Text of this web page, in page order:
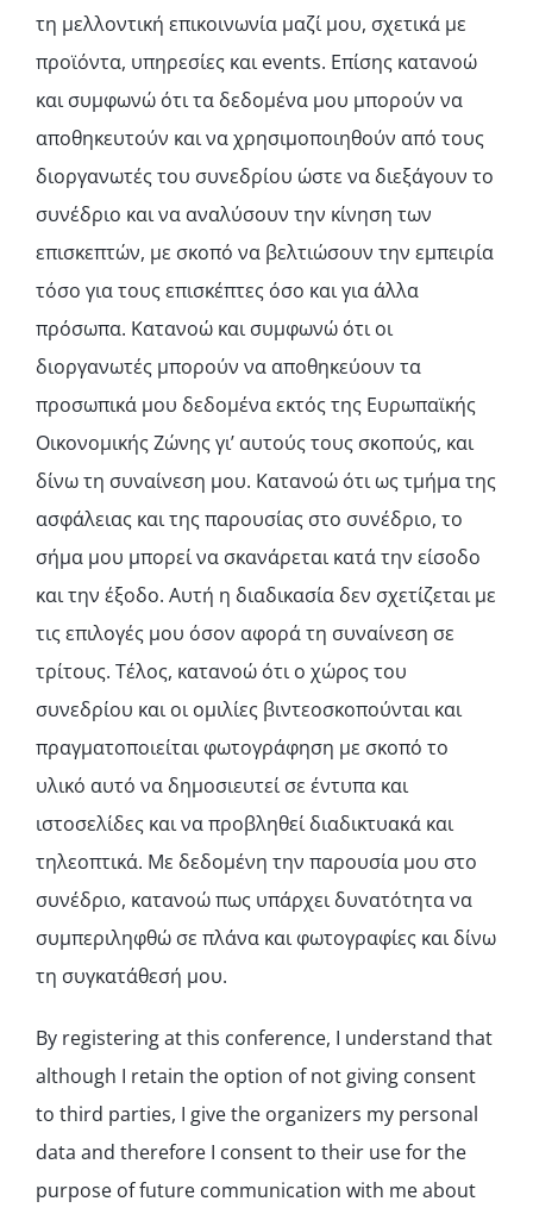
τη μελλοντική επικοινωνία μαζί μου, σχετικά με
προϊόντα, υπηρεσίες και events. Επίσης κατανοώ
και συμφωνώ ότι τα δεδομένα μου μπορούν να
αποθηκευτούν και να χρησιμοποιηθούν από τους
διοργανωτές του συνεδρίου ώστε να διεξάγουν το
συνέδριο και να αναλύσουν την κίνηση των
επισκεπτών, με σκοπό να βελτιώσουν την εμπειρία
τόσο για τους επισκέπτες όσο και για άλλα
πρόσωπα. Κατανοώ και συμφωνώ ότι οι
διοργανωτές μπορούν να αποθηκεύουν τα
προσωπικά μου δεδομένα εκτός της Ευρωπαϊκής
Οικονομικής Ζώνης γι’ αυτούς τους σκοπούς, και
δίνω τη συναίνεση μου. Κατανοώ ότι ως τμήμα της
ασφάλειας και της παρουσίας στο συνέδριο, το
σήμα μου μπορεί να σκανάρεται κατά την είσοδο
και την έξοδο. Αυτή η διαδικασία δεν σχετίζεται με
τις επιλογές μου όσον αφορά τη συναίνεση σε
τρίτους. Τέλος, κατανοώ ότι ο χώρος του
συνεδρίου και οι ομιλίες βιντεοσκοπούνται και
πραγματοποιείται φωτογράφηση με σκοπό το
υλικό αυτό να δημοσιευτεί σε έντυπα και
ιστοσελίδες και να προβληθεί διαδικτυακά και
τηλεοπτικά. Με δεδομένη την παρουσία μου στο
συνέδριο, κατανοώ πως υπάρχει δυνατότητα να
συμπεριληφθώ σε πλάνα και φωτογραφίες και δίνω
τη συγκατάθεσή μου.
By registering at this conference, I understand that
although I retain the option of not giving consent
to third parties, I give the organizers my personal
data and therefore I consent to their use for the
purpose of future communication with me about